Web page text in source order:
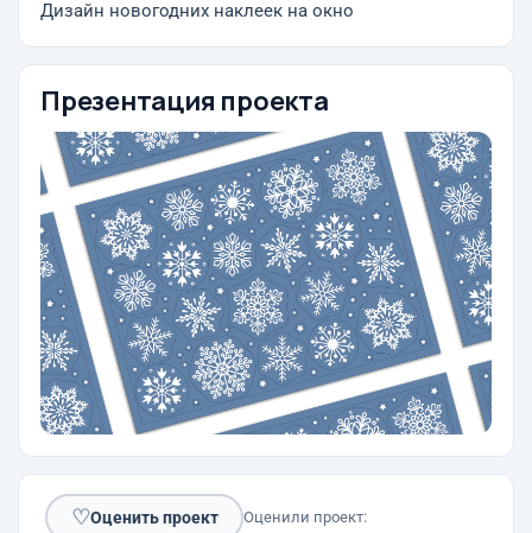
Дизайн новогодних наклеек на окно
Презентация проекта
♡Оценить проект Оценили проект: